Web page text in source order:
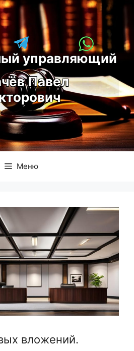
управляющий
Павел
Меню
вложений.